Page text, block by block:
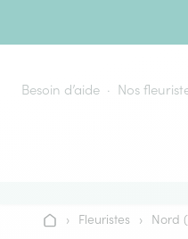
Besoin d’aide Nos
Accueil
› Fleuristes › Nord